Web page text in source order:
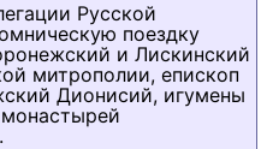
Русской
поездку
и Лискинский
митрополии, епископ
Дионисий, игумены